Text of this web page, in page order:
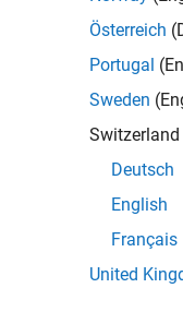
Österreich
Portugal
Sweden
Switzerland
Deutsch
English
Français
United